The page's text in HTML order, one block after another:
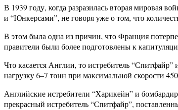
В 1939 году, когда разразилась вторая мировая
и “Юнкерсами”, не говоря уже о том, что
В этом была одна из причин, что Франция
правители были более подготовлены к
Что касается Англии, то истребитель
нагрузку 6–7 тонн при максимальной скорости
Английские истребители “Харикейн” и
прекрасный истребитель “Спитфайр”,